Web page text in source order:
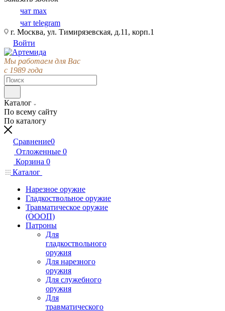
чат max
чат telegram
г. Москва, ул. Тимирязевская, д.11, корп.1
Войти
Мы работаем для Вас
с 1989 года
Каталог
По всему сайту
По каталогу
Сравнение0
Отложенные 0
Корзина 0
Каталог
Нарезное оружие
Гладкоствольное оружие
Травматическое оружие
(ОООП)
Патроны
Для
гладкоствольного
оружия
Для нарезного
оружия
Для служебного
оружия
Для
травматического